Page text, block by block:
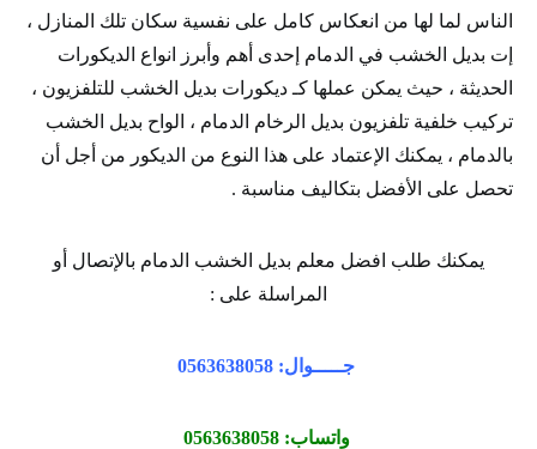
الناس لما لها من انعكاس كامل على نفسية سكان تلك المنازل ،
إت بديل الخشب في الدمام إحدى أهم وأبرز انواع الديكورات
الحديثة ، حيث يمكن عملها كـ ديكورات بديل الخشب للتلفزيون ،
تركيب خلفية تلفزيون بديل الرخام الدمام ، الواح بديل الخشب
بالدمام ، يمكنك الإعتماد على هذا النوع من الديكور من أجل أن
تحصل على الأفضل بتكاليف مناسبة .
يمكنك طلب افضل معلم بديل الخشب الدمام بالإتصال أو
المراسلة على :
جـــــوال: 0563638058
واتساب: 0563638058